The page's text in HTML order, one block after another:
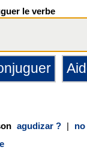
le verbe
agudizar ? |